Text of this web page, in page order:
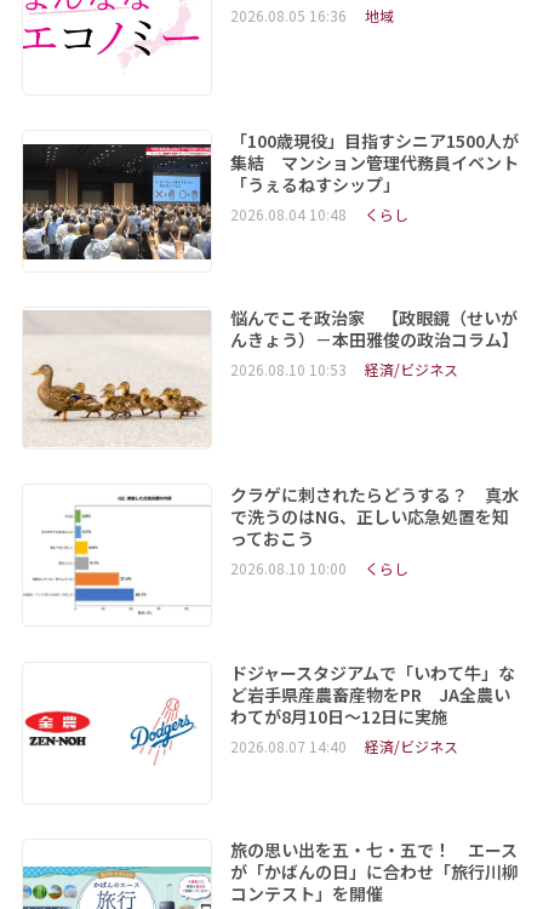
2026.08.05 16:36 地域
「100歳現役」目指すシニア1500人が
集結 マンション管理代務員イベント
「うぇるねすシップ」
2026.08.04 10:48 くらし
悩んでこそ政治家 【政眼鏡（せいが
んきょう）－本田雅俊の政治コラム】
2026.08.10 10:53 経済/ビジネス
クラゲに刺されたらどうする？ 真水
で洗うのはNG、正しい応急処置を知
っておこう
2026.08.10 10:00 くらし
ドジャースタジアムで「いわて牛」な
ど岩手県産農畜産物をPR JA全農い
わてが8月10日～12日に実施
2026.08.07 14:40 経済/ビジネス
旅の思い出を五・七・五で！ エース
が「かばんの日」に合わせ「旅行川柳
コンテスト」を開催